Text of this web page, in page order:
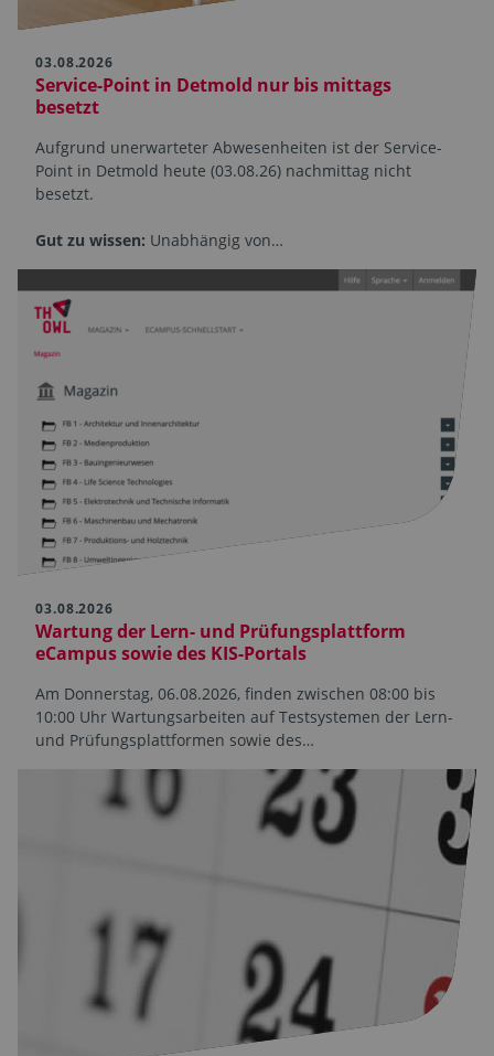
03.08.2026
Service-Point in Detmold nur bis mittags
besetzt
Aufgrund unerwarteter Abwesenheiten ist der Service-
Point in Detmold heute (03.08.26) nachmittag nicht
besetzt.
Gut zu wissen: Unabhängig von…
03.08.2026
Wartung der Lern- und Prüfungsplattform
eCampus sowie des KIS-Portals
Am Donnerstag, 06.08.2026, finden zwischen 08:00 bis
10:00 Uhr Wartungsarbeiten auf Testsystemen der Lern-
und Prüfungsplattformen sowie des…